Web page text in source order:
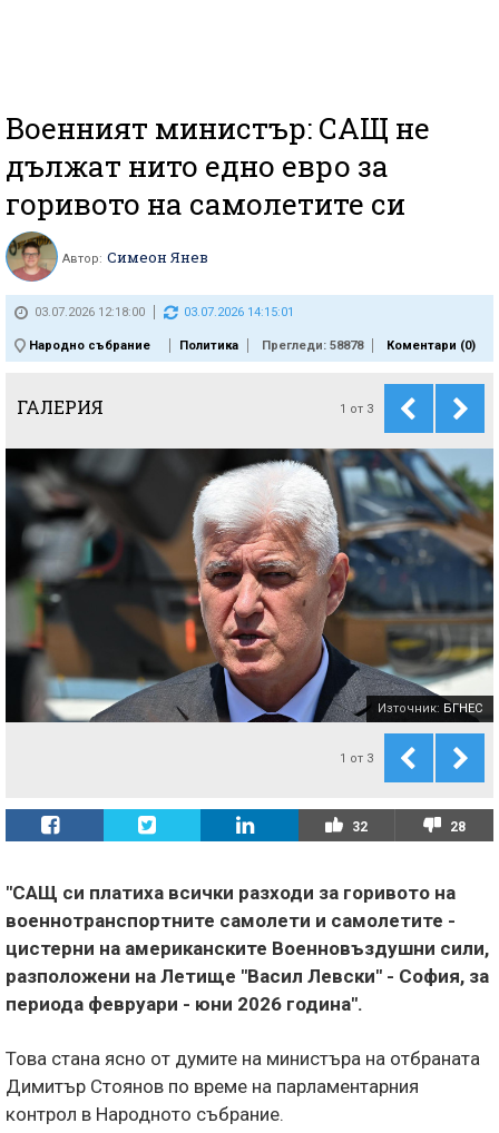
Военният министър: САЩ не
дължат нито едно евро за
горивото на самолетите си
Автор: Симеон Янев
03.07.2026 12:18:00 03.07.2026 14:15:01
Народно събрание Политика Прегледи: 58878 Коментари (0)
1 от 3
ГАЛЕРИЯ
Източник: БГНЕС
1 от 3
32 28
"САЩ си платиха всички разходи за горивото на
военнотранспортните самолети и самолетите -
цистерни на американските Военновъздушни сили,
разположени на Летище "Васил Левски" - София, за
периода февруари - юни 2026 година".
Това стана ясно от думите на министъра на отбраната
Димитър Стоянов по време на парламентарния
контрол в Народното събрание.